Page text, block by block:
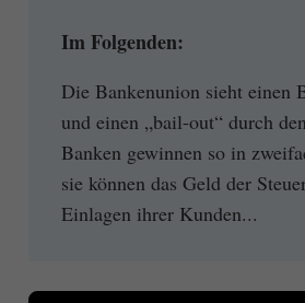
Im Folgenden:
Die Bankenunion sieht einen
und einen „bail-out“ durch
Banken gewinnen so in
sie können das Geld der
Einlagen ihrer Kunden...